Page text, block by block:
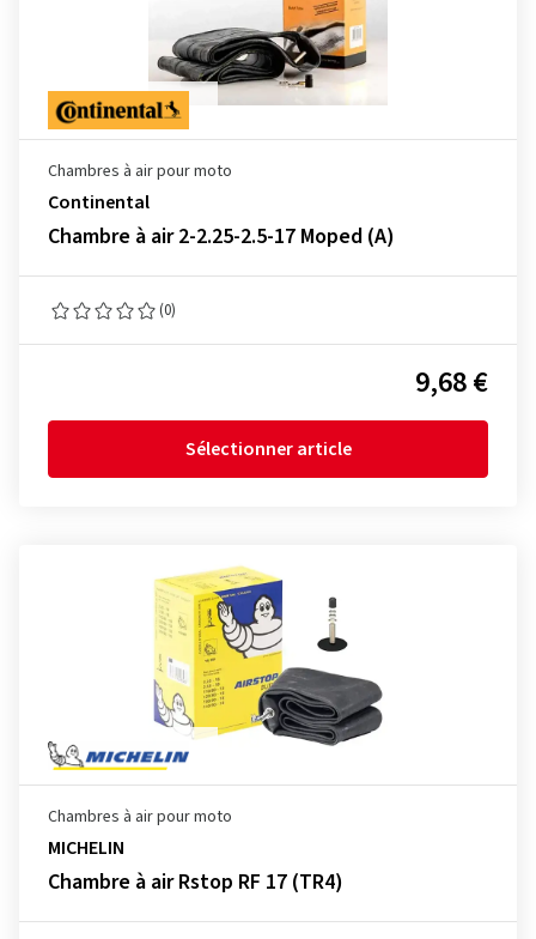
Chambres à air pour moto
Continental
Chambre à air 2-2.25-2.5-17 Moped (A)
(0)
9,68 €
Sélectionner article
Chambres à air pour moto
MICHELIN
Chambre à air Rstop RF 17 (TR4)